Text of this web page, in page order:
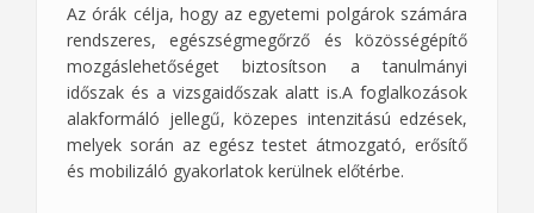
Az órák célja, hogy az egyetemi polgárok számára
rendszeres, egészségmegőrző és közösségépítő
mozgáslehetőséget biztosítson a tanulmányi
időszak és a vizsgaidőszak alatt is.A foglalkozások
alakformáló jellegű, közepes intenzitású edzések,
melyek során az egész testet átmozgató, erősítő
és mobilizáló gyakorlatok kerülnek előtérbe.